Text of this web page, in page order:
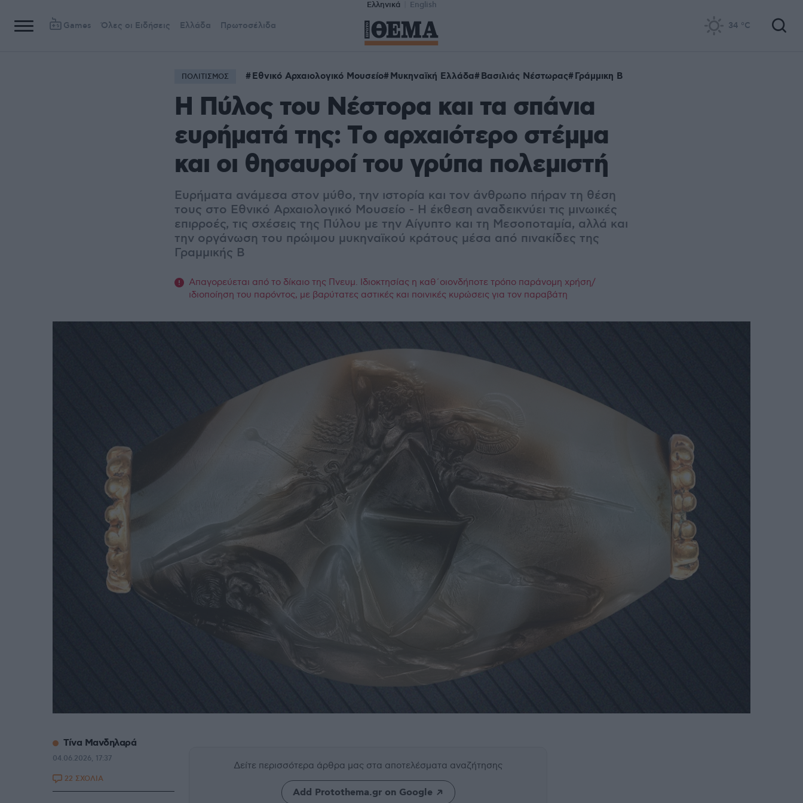
Ελληνικά English
Games Όλες οι Ειδήσεις Ελλάδα Πρωτοσέλιδα 34 °C
ΠΟΛΙΤΙΣΜΟΣ Εθνικό Αρχαιολογικό Μουσείο Μυκηναϊκή Ελλάδα Βασιλιάς Νέστωρας Γράμμικη Β
Η Πύλος του Νέστορα και τα σπάνια
ευρήματά της: Tο αρχαιότερο στέμμα
και οι θησαυροί του γρύπα πολεμιστή
Ευρήματα ανάμεσα στον μύθο, την ιστορία και τον άνθρωπο πήραν τη θέση
τους στο Εθνικό Αρχαιολογικό Μουσείο - Η έκθεση αναδεικνύει τις μινωικές
επιρροές, τις σχέσεις της Πύλου με την Αίγυπτο και τη Μεσοποταμία, αλλά και
την οργάνωση του πρώιμου μυκηναϊκού κράτους μέσα από πινακίδες της
Γραμμικής Β
Απαγορεύεται από το δίκαιο της Πνευμ. Ιδιοκτησίας η καθ΄οιονδήποτε τρόπο παράνομη χρήση/
ιδιοποίηση του παρόντος, με βαρύτατες αστικές και ποινικές κυρώσεις για τον παραβάτη
Δείτε περισσότερα άρθρα μας στα αποτελέσματα αναζήτησης
Add Protothema.gr on Google
Τίνα Μανδηλαρά
04.06.2026, 17:37
22 ΣΧΟΛΙΑ